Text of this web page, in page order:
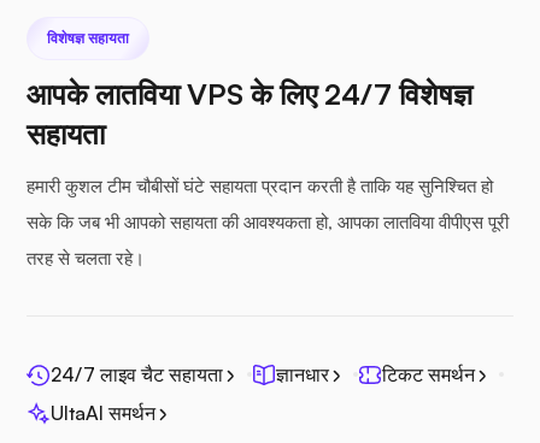
नेक्स्टक्लाउड
फोटोप्रिज्म
विशेषज्ञ सहायता
आपके लातविया VPS के लिए 24/7 विशेषज्ञ
सहायता
हमारी कुशल टीम चौबीसों घंटे सहायता प्रदान करती है ताकि यह सुनिश्चित हो
सके कि जब भी आपको सहायता की आवश्यकता हो, आपका लातविया वीपीएस पूरी
तरह से चलता रहे।
24/7 लाइव चैट सहायता ज्ञानधार
टिकट समर्थन
UltaAI समर्थन